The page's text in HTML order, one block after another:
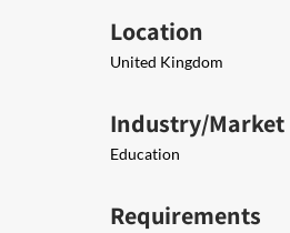
Location
United Kingdom
Industry/Market
Education
Requirements